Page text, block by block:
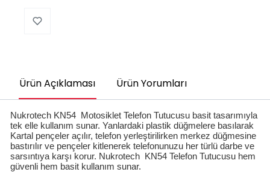
Ürün Açıklaması Ürün Yorumları
Nukrotech KN54 Motosiklet Telefon Tutucusu basit tasarımıyla
tek elle kullanım sunar. Yanlardaki plastik düğmelere basılarak
Kartal pençeler açılır, telefon yerleştirilirken merkez düğmesine
bastırılır ve pençeler kitlenerek telefonunuzu her türlü darbe ve
sarsıntıya karşı korur. Nukrotech KN54 Telefon Tutucusu hem
güvenli hem basit kullanım sunar.